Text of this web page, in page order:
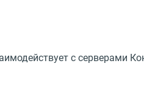
с серверами